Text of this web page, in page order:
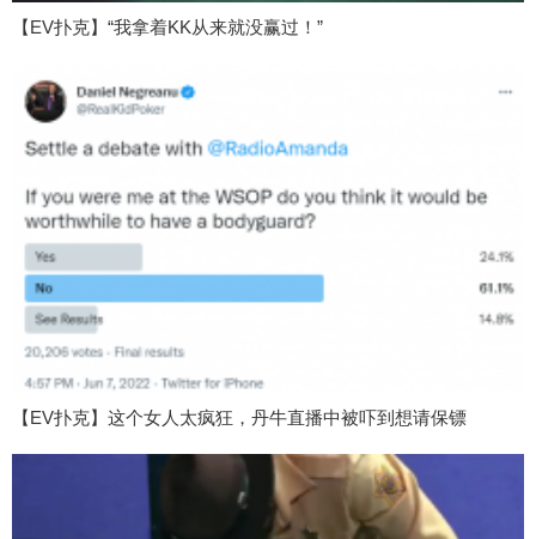
【EV扑克】“我拿着KK从来就没赢过！”
【EV扑克】这个女人太疯狂，丹牛直播中被吓到想请保镖